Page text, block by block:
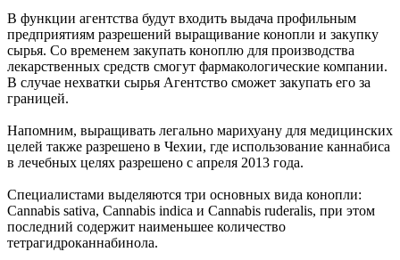
В функции агентства будут входить выдача профильным
предприятиям разрешений выращивание конопли и закупку
сырья. Со временем закупать коноплю для производства
лекарственных средств смогут фармакологические компании.
В случае нехватки сырья Агентство сможет закупать его за
границей.
Напомним, выращивать легально марихуану для медицинских
целей также разрешено в Чехии, где использование каннабиса
в лечебных целях разрешено с апреля 2013 года.
Специалистами выделяются три основных вида конопли:
Cannabis sativa, Cannabis indica и Cannabis ruderalis, при этом
последний содержит наименьшее количество
тетрагидроканнабинола.